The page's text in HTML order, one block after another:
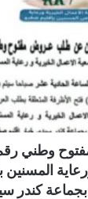
بجماعة كندر